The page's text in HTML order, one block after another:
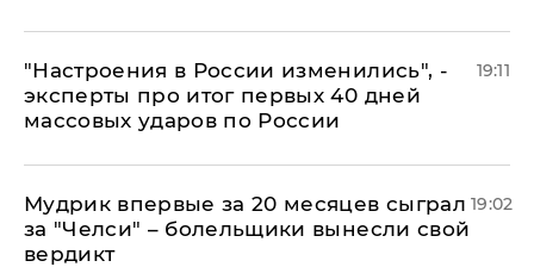
"Настроения в России изменились", -
эксперты про итог первых 40 дней
массовых ударов по России
19:11
Мудрик впервые за 20 месяцев сыграл
за "Челси" – болельщики вынесли свой
вердикт
19:02